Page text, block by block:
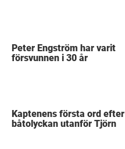
Peter Engström har varit
försvunnen i 30 år
Kaptenens första ord efter
båtolyckan utanför Tjörn